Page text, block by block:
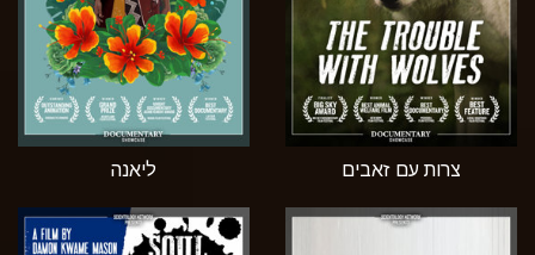
צרות עם זאבים ליאנה